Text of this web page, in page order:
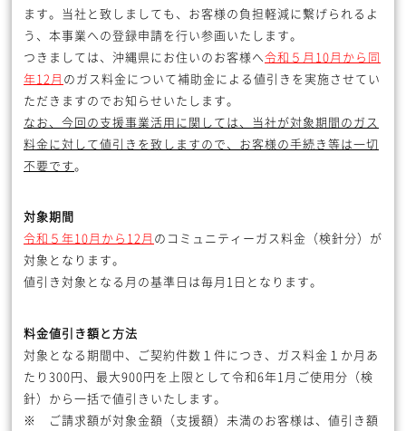
ます。当社と致しましても、お客様の負担軽減に繋げられるよ
う、本事業への登録申請を行い参画いたします。
つきましては、沖縄県にお住いのお客様へ令和５月 10月から同
年12 月 のガス料金について補助金による値引きを実施させてい
ただきますのでお知らせいたします。
なお、今回の支援事業活用に関しては、当社が対象期間のガス
料金に対して値引きを致しますので、お客様の手続き等は一切
不要です。
対象期間
令和５年10月から 12月 のコミュニティーガス料金（検針分）が
対象となります。
値引き対象となる月の基準日は毎月1日となります。
料金値引き額と方法
対象となる期間中、ご契約件数１件につき、ガス料金１か月あ
たり300円、最大900円を上限として令和6年1月ご使用分（検
針）から一括で値引きいたします。
※ ご請求額が対象金額（支援額）未満のお客様は、値引き額